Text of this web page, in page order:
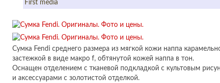
First media
Сумка Fendi среднего размера из мягкой кожи наппа
застежкой в виде макро f, обтянутой кожей наппа в тон.
Оснащен отделением с тканевой подкладкой с культовым
и аксессуарами с золотистой отделкой.